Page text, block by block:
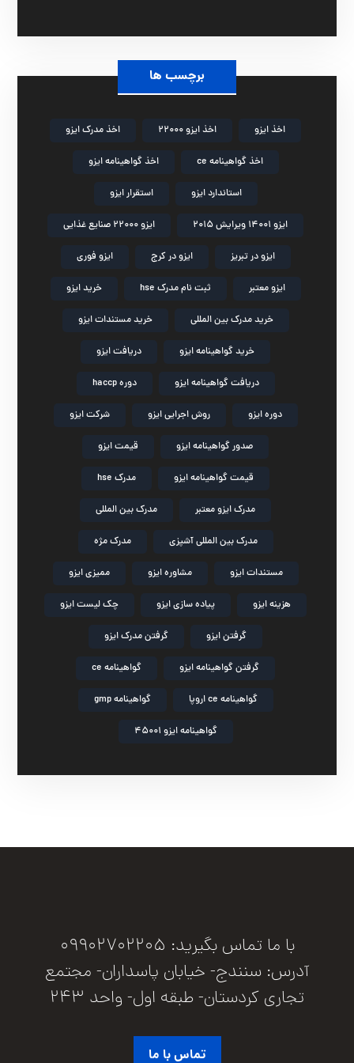
برچسب ها
اخذ ایزو اخذ ایزو 22000 اخذ مدرک ایزو
اخذ گواهینامه ce اخذ گواهینامه ایزو
استاندارد ایزو استقرار ایزو
ایزو 14001 ویرایش 2015 ایزو 22000 صنایع غذایی
ایزو در تبریز ایزو در کرج ایزو فوری
ایزو معتبر ثبت نام مدرک hse خرید ایزو
خرید مدرک بین المللی خرید مستندات ایزو
خرید گواهینامه ایزو دریافت ایزو
دریافت گواهینامه ایزو دوره haccp
دوره ایزو روش اجرایی ایزو شرکت ایزو
صدور گواهینامه ایزو قیمت ایزو
قیمت گواهینامه ایزو مدرک hse
مدرک ایزو معتبر مدرک بین المللی
مدرک بین المللی آشپزی مدرک مژه
مستندات ایزو مشاوره ایزو ممیزی ایزو
هزینه ایزو پیاده سازی ایزو چک لیست ایزو
گرفتن ایزو گرفتن مدرک ایزو
گرفتن گواهینامه ایزو گواهینامه ce
گواهینامه ce اروپا گواهینامه gmp
گواهینامه ایزو 45001
با ما تماس بگیرید: 09902702205
آدرس: سنندج- خیابان پاسداران- مجتمع
تجاری کردستان- طبقه اول- واحد 243
تماس با ما